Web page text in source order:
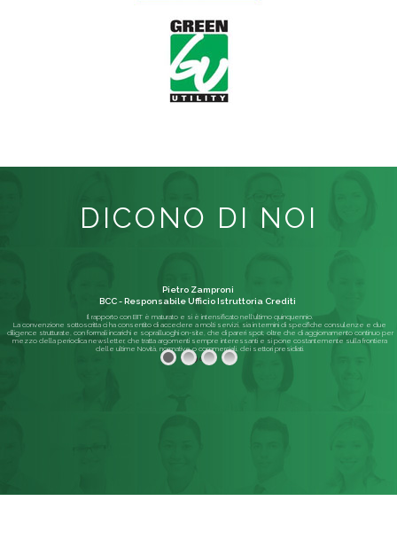
DICONO DI NOI
Il rapporto con BIT è maturato e si è intensificato nell'ultimo quinquennio.
La convenzione sottoscritta ci ha consentito di accedere a molti servizi, sia in termini di specifiche consulenze e due
diligence strutturate, con formali incarichi e sopralluoghi on-site, che di pareri spot; oltre che di aggiornamento continuo per
mezzo della periodica newsletter, che tratta argomenti sempre interessanti e si pone costantemente sulla frontiera
delle ultime Novità, normative o commerciali, dei settori presidiati.
Pietro Zamproni
BCC - Responsabile Ufficio Istruttoria Crediti
Leggi di più